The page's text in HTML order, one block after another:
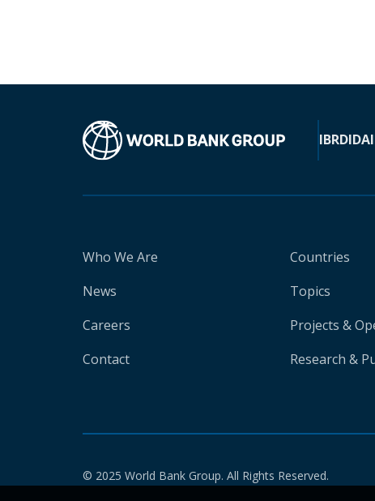
IBRDIDA
Who We Are
News
Careers
Contact
Countries
Topics
Projects &
Research &
© 2025 World Bank Group. All Rights Reserved.